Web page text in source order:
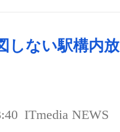
しない駅構内放
ITmedia NEWS